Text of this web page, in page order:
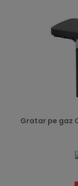
Gratar pe gaz